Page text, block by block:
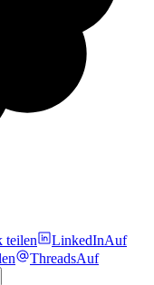
teilen LinkedInAuf
ThreadsAuf